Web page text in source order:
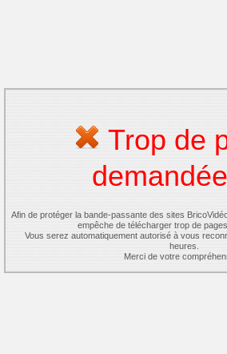
Trop de
Afin de protéger la bande-passante des sites
empêche de télécharger trop de
Vous serez automatiquement autorisé à vous
heures.
Merci de votre